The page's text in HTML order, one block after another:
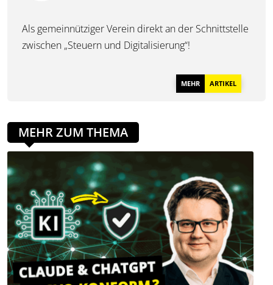
Als gemeinnütziger Verein direkt an der Schnittstelle
zwischen „Steuern und Digitalisierung“!
MEHR ARTIKEL
MEHR ZUM THEMA